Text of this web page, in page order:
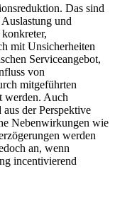
Das sind
und
mit Unsicherheiten
Serviceangebot,
von
mitgeführten
werden. Auch
der Perspektive
Nebenwirkungen wie
werden
an, wenn
incentivierend